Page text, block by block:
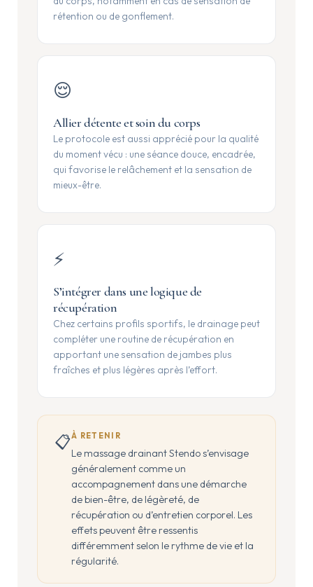
rétention ou de gonflement.
😌
Allier détente et soin du corps
Le protocole est aussi apprécié pour la qualité
du moment vécu : une séance douce, encadrée,
qui favorise le relâchement et la sensation de
mieux-être.
⚡
S’intégrer dans une logique de
récupération
Chez certains profils sportifs, le drainage peut
compléter une routine de récupération en
apportant une sensation de jambes plus
fraîches et plus légères après l’effort.
📋À RETENIR
Le massage drainant Stendo s’envisage
généralement comme un
accompagnement dans une démarche
de bien-être, de légèreté, de
récupération ou d’entretien corporel. Les
effets peuvent être ressentis
différemment selon le rythme de vie et la
régularité.